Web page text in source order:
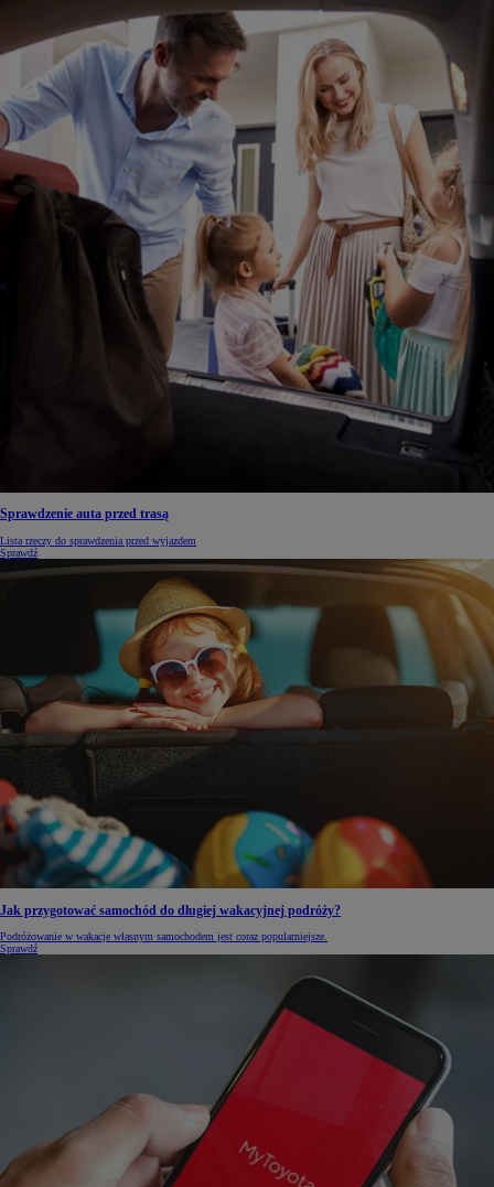
Sprawdzenie auta przed trasą
Lista rzeczy do sprawdzenia przed wyjazdem
Sprawdź
Jak przygotować samochód do długiej wakacyjnej podróży?
Podróżowanie w wakacje własnym samochodem jest coraz popularniejsze.
Sprawdź